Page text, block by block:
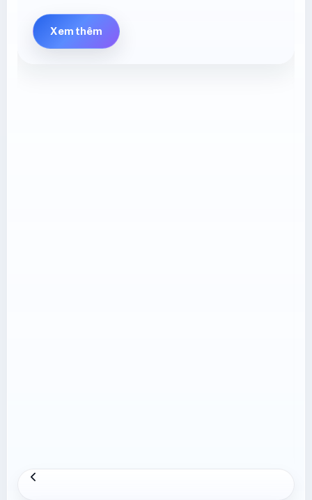
Xem thêm